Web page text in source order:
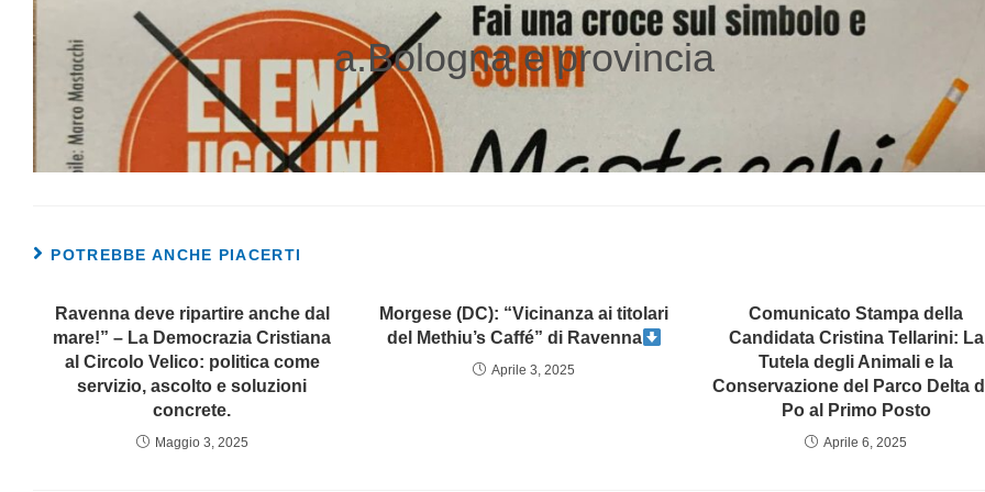
a.Bologna e provincia
POTREBBE ANCHE PIACERTI
Ravenna deve ripartire anche dal
mare!” – La Democrazia Cristiana
al Circolo Velico: politica come
servizio, ascolto e soluzioni
concrete.
Maggio 3, 2025
Morgese (DC): “Vicinanza ai titolari
del Methiu’s Caffé” di Ravenna
Aprile 3, 2025
Comunicato Stampa della
Candidata Cristina Tellarini: La
Tutela degli Animali e la
Conservazione del Parco Delta
Po al Primo Posto
Aprile 6, 2025